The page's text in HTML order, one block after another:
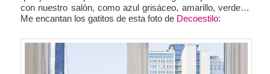
con nuestro salón, como azul grisáceo, amarillo, verde…
Me encantan los gatitos de esta foto de Decoestilo: